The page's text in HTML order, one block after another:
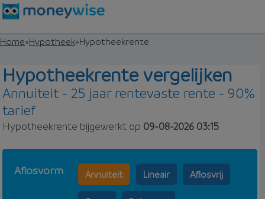
Home»Hypotheek»Hypotheekrente
Hypotheekrente vergelijken
Annuiteit - 25 jaar rentevaste rente - 90%
tarief
Hypotheekrente bijgewerkt op 09-08-2026 03:15
Aflosvorm Annuiteit Lineair Aflosvrij